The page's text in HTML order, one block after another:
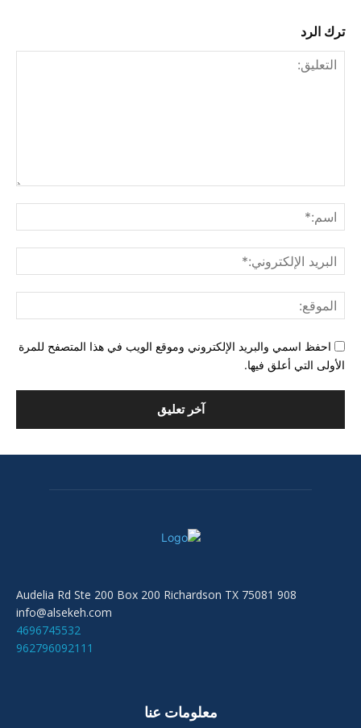
ترك الرد
احفظ اسمي والبريد الإلكتروني وموقع الويب في هذا المتصفح للمرة
الأولى التي أعلق فيها.
908 Audelia Rd Ste 200 Box 200 Richardson TX 75081
info@alsekeh.com
4696745532
962796092111
معلومات عنا